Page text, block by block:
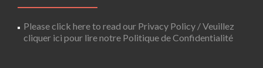
Please click here to read our Privacy Policy / Veuillez
cliquer ici pour lire notre Politique de Confidentialité